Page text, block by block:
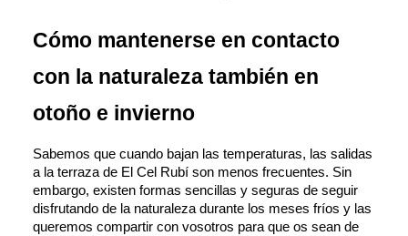
Cómo mantenerse en contacto
con la naturaleza también en
otoño e invierno
Sabemos que cuando bajan las temperaturas, las salidas
a la terraza de El Cel Rubí son menos frecuentes. Sin
embargo, existen formas sencillas y seguras de seguir
disfrutando de la naturaleza durante los meses fríos y las
queremos compartir con vosotros para que os sean de